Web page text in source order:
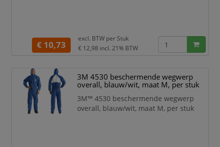
€ 10,73
excl. BTW per Stuk
€ 12,98 incl. 21% BTW
3M 4530 beschermende wegwerp
overall, blauw/wit, maat M, per stuk
3M™ 4530 beschermende wegwerp
overall, blauw/wit, maat M, per stuk